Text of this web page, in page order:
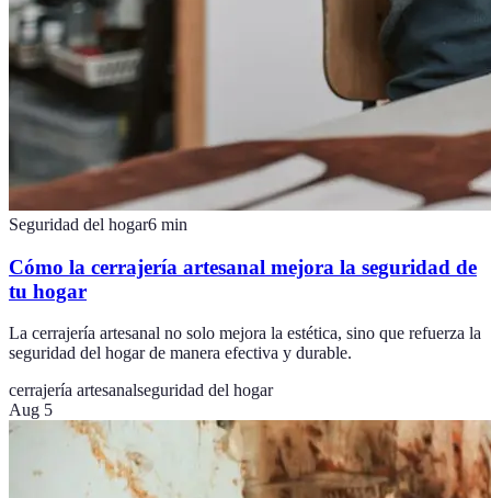
Seguridad del hogar6 min
Cómo la cerrajería artesanal mejora la seguridad de
tu hogar
La cerrajería artesanal no solo mejora la estética, sino que refuerza la
seguridad del hogar de manera efectiva y durable.
cerrajería artesanalseguridad del hogar
Aug 5